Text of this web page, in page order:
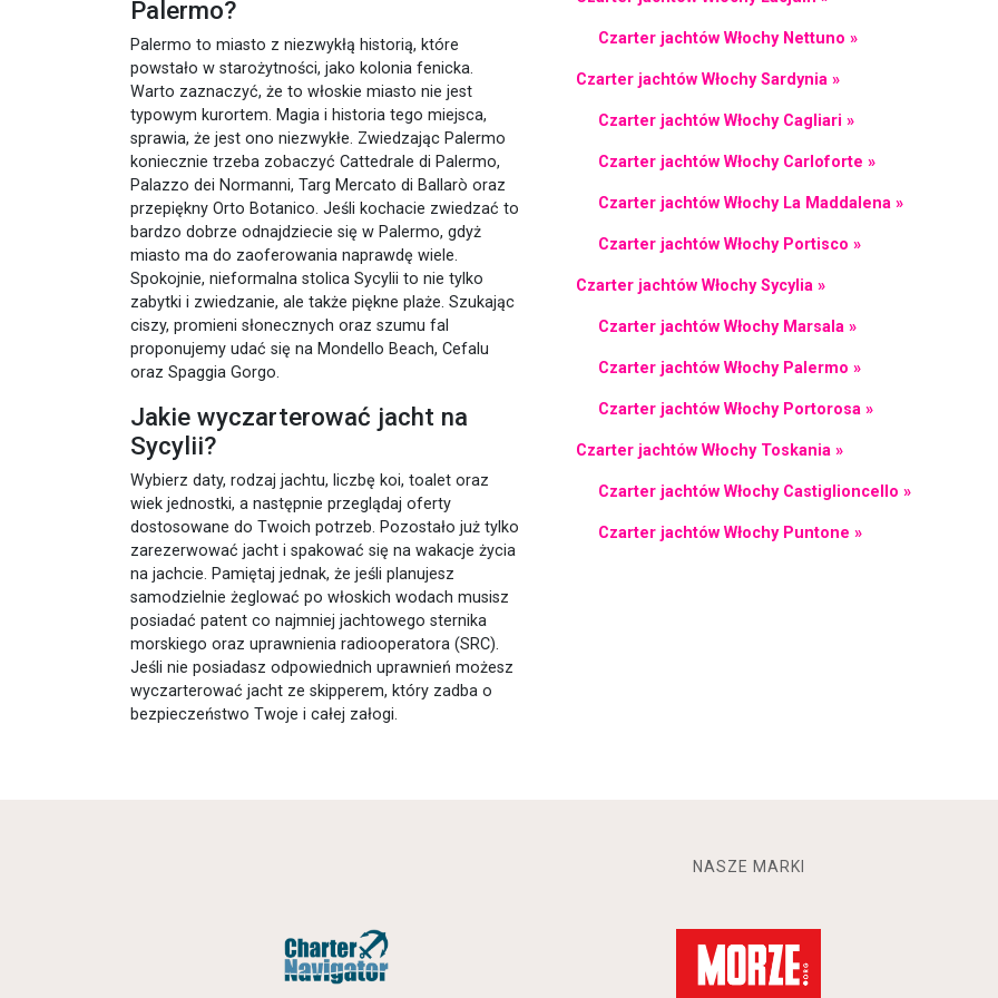
Palermo?
Palermo to miasto z niezwykłą historią, które
powstało w starożytności, jako kolonia fenicka.
Warto zaznaczyć, że to włoskie miasto nie jest
typowym kurortem. Magia i historia tego miejsca,
sprawia, że jest ono niezwykłe. Zwiedzając Palermo
koniecznie trzeba zobaczyć Cattedrale di Palermo,
Palazzo dei Normanni, Targ Mercato di Ballarò oraz
przepiękny Orto Botanico. Jeśli kochacie zwiedzać to
bardzo dobrze odnajdziecie się w Palermo, gdyż
miasto ma do zaoferowania naprawdę wiele.
Spokojnie, nieformalna stolica Sycylii to nie tylko
zabytki i zwiedzanie, ale także piękne plaże. Szukając
ciszy, promieni słonecznych oraz szumu fal
proponujemy udać się na Mondello Beach, Cefalu
oraz Spaggia Gorgo.
Jakie wyczarterować jacht na
Sycylii?
Wybierz daty, rodzaj jachtu, liczbę koi, toalet oraz
wiek jednostki, a następnie przeglądaj oferty
dostosowane do Twoich potrzeb. Pozostało już tylko
zarezerwować jacht i spakować się na wakacje życia
na jachcie. Pamiętaj jednak, że jeśli planujesz
samodzielnie żeglować po włoskich wodach musisz
posiadać patent co najmniej jachtowego sternika
morskiego oraz uprawnienia radiooperatora (SRC).
Jeśli nie posiadasz odpowiednich uprawnień możesz
wyczarterować jacht ze skipperem, który zadba o
bezpieczeństwo Twoje i całej załogi.
Czarter jachtów Włochy Nettuno »
Czarter jachtów Włochy Sardynia »
Czarter jachtów Włochy Cagliari »
Czarter jachtów Włochy Carloforte »
Czarter jachtów Włochy La Maddalena »
Czarter jachtów Włochy Portisco »
Czarter jachtów Włochy Sycylia »
Czarter jachtów Włochy Marsala »
Czarter jachtów Włochy Palermo »
Czarter jachtów Włochy Portorosa »
Czarter jachtów Włochy Toskania »
Czarter jachtów Włochy Castiglioncello »
Czarter jachtów Włochy Puntone »
NASZE MARKI